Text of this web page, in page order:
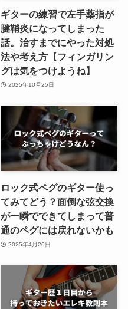
ギターの練習で左手薬指が
腱鞘炎になってしまった
話。治すまでにやった対処
法や考え方【フィンガリン
グは気をつけようね】
2025年10月25日
ロック式ペグのギター使っ
てみてどう？面倒な弦交換
が一瞬でできてしまって普
通のペグには戻れないかも
2025年4月26日